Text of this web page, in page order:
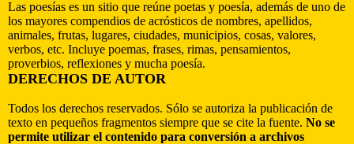
Las poesías es un sitio que reúne poetas y poesía, además de uno de
los mayores compendios de acrósticos de nombres, apellidos,
animales, frutas, lugares, ciudades, municipios, cosas, valores,
verbos, etc. Incluye poemas, frases, rimas, pensamientos,
proverbios, reflexiones y mucha poesía.
DERECHOS DE AUTOR
Todos los derechos reservados. Sólo se autoriza la publicación de
texto en pequeños fragmentos siempre que se cite la fuente. No se
permite utilizar el contenido para conversión a archivos